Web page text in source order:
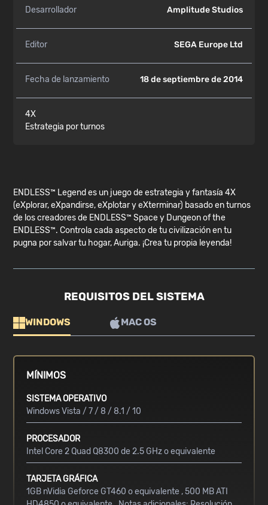
Desarrollador Amplitude Studios
Editor SEGA Europe Ltd
Fecha de lanzamiento 18 de septiembre de 2014
4X
Estrategia por turnos
ENDLESS™ Legend es un juego de estrategia y fantasía 4X
(eXplorar, eXpandirse, eXplotar y eXterminar) basado en turnos
de los creadores de ENDLESS™ Space y Dungeon of the
ENDLESS™. Controla cada aspecto de tu civilización en tu
pugna por salvar tu hogar, Auriga. ¡Crea tu propia leyenda!
REQUISITOS DEL SISTEMA
WINDOWS MAC OS
MÍNIMOS
SISTEMA OPERATIVO
Windows Vista / 7 / 8 / 8.1 / 10
PROCESADOR
Intel Core 2 Quad Q8300 de 2.5 GHz o equivalente
TARJETA GRÁFICA
1GB nVidia Geforce GT460 o equivalente , 500 MB ATI